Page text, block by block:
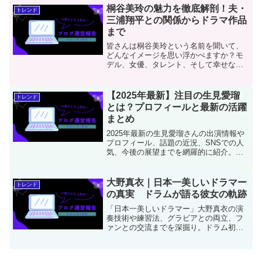
トラブルを避け、信頼を積み上げたい方
は必見です。
トレンド
桐谷美玲の魅力を徹底解剖！夫・
三浦翔平との関係からドラマ作品
まで
皆さんは桐谷美玲という名前を聞いて、
どんなイメージを思い浮かべますか？モ
デル、女優、タレント、そして幸せな家
にわたり輝き続けています。特に注目し
たいのは、人気俳優である三...
トレンド
【2025年最新】注目の生見愛瑠
とは？プロフィールと最新の活躍
まとめ
2025年最新の生見愛瑠さんの出演情報や
プロフィール、話題の近況、SNSでの人
気、今後の展望までを網羅的に紹介。多
トレンド
大野真衣｜日本一美しいドラマー
の真実 ドラムが語る彼女の軌跡
「日本一美しいドラマー」大野真衣の演
奏技術や練習法、グラビアとの両立、フ
ァンとの交流までを深掘り。ドラム初心